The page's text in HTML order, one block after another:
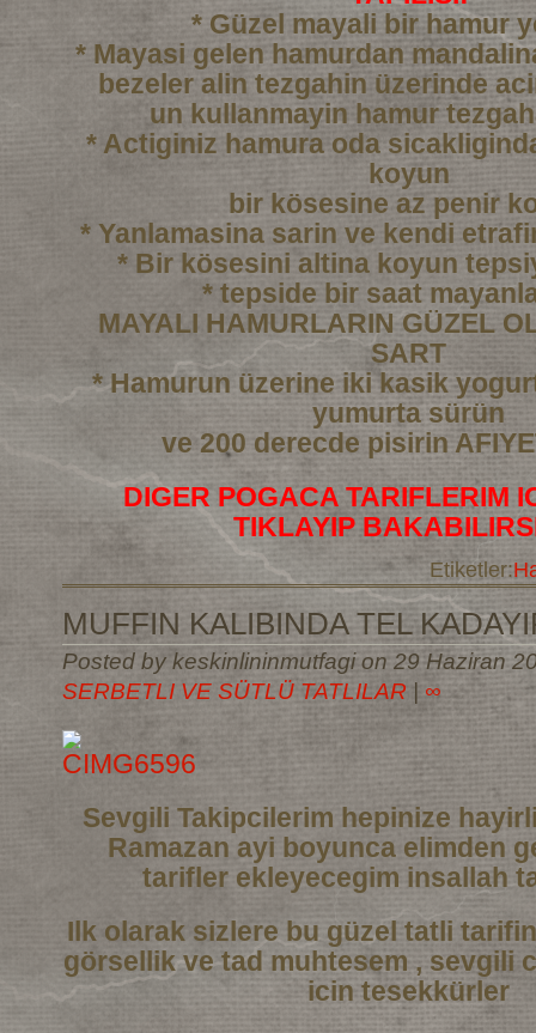
* Güzel mayali bir hamur
* Mayasi gelen hamurdan
bezeler alin tezgahin üzerinde
un kullanmayin hamur
* Actiginiz hamura oda
koyun
bir kösesine az penir
* Yanlamasina sarin ve kendi
* Bir kösesini altina koyun
* tepside bir saat
MAYALI HAMURLARIN GÜZEL
SART
* Hamurun üzerine iki kasik
yumurta sürün
ve 200 derecde pisirin
DIGER POGACA TARIFLERIM
TIKLAYIP
Etiketler:
MUFFIN KALIBINDA TEL
Posted by keskinlininmutfagi on 29 Haziran
SERBETLI VE SÜTLÜ TATLILAR | ∞
Sevgili Takipcilerim hepinize
Ramazan ayi boyunca elimden
tarifler ekleyecegim insallah
Ilk olarak sizlere bu güzel tatli
görsellik ve tad muhtesem , sevgili
icin tesekkürler